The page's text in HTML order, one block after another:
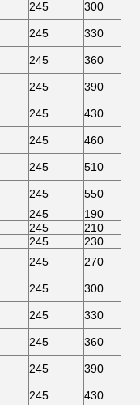
245
300
245
330
245
360
245
390
245
430
245
460
245
510
245
550
245
190
245
210
245
230
245
270
245
300
245
330
245
360
245
390
245
430